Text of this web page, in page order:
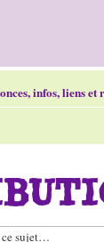
infos, liens et